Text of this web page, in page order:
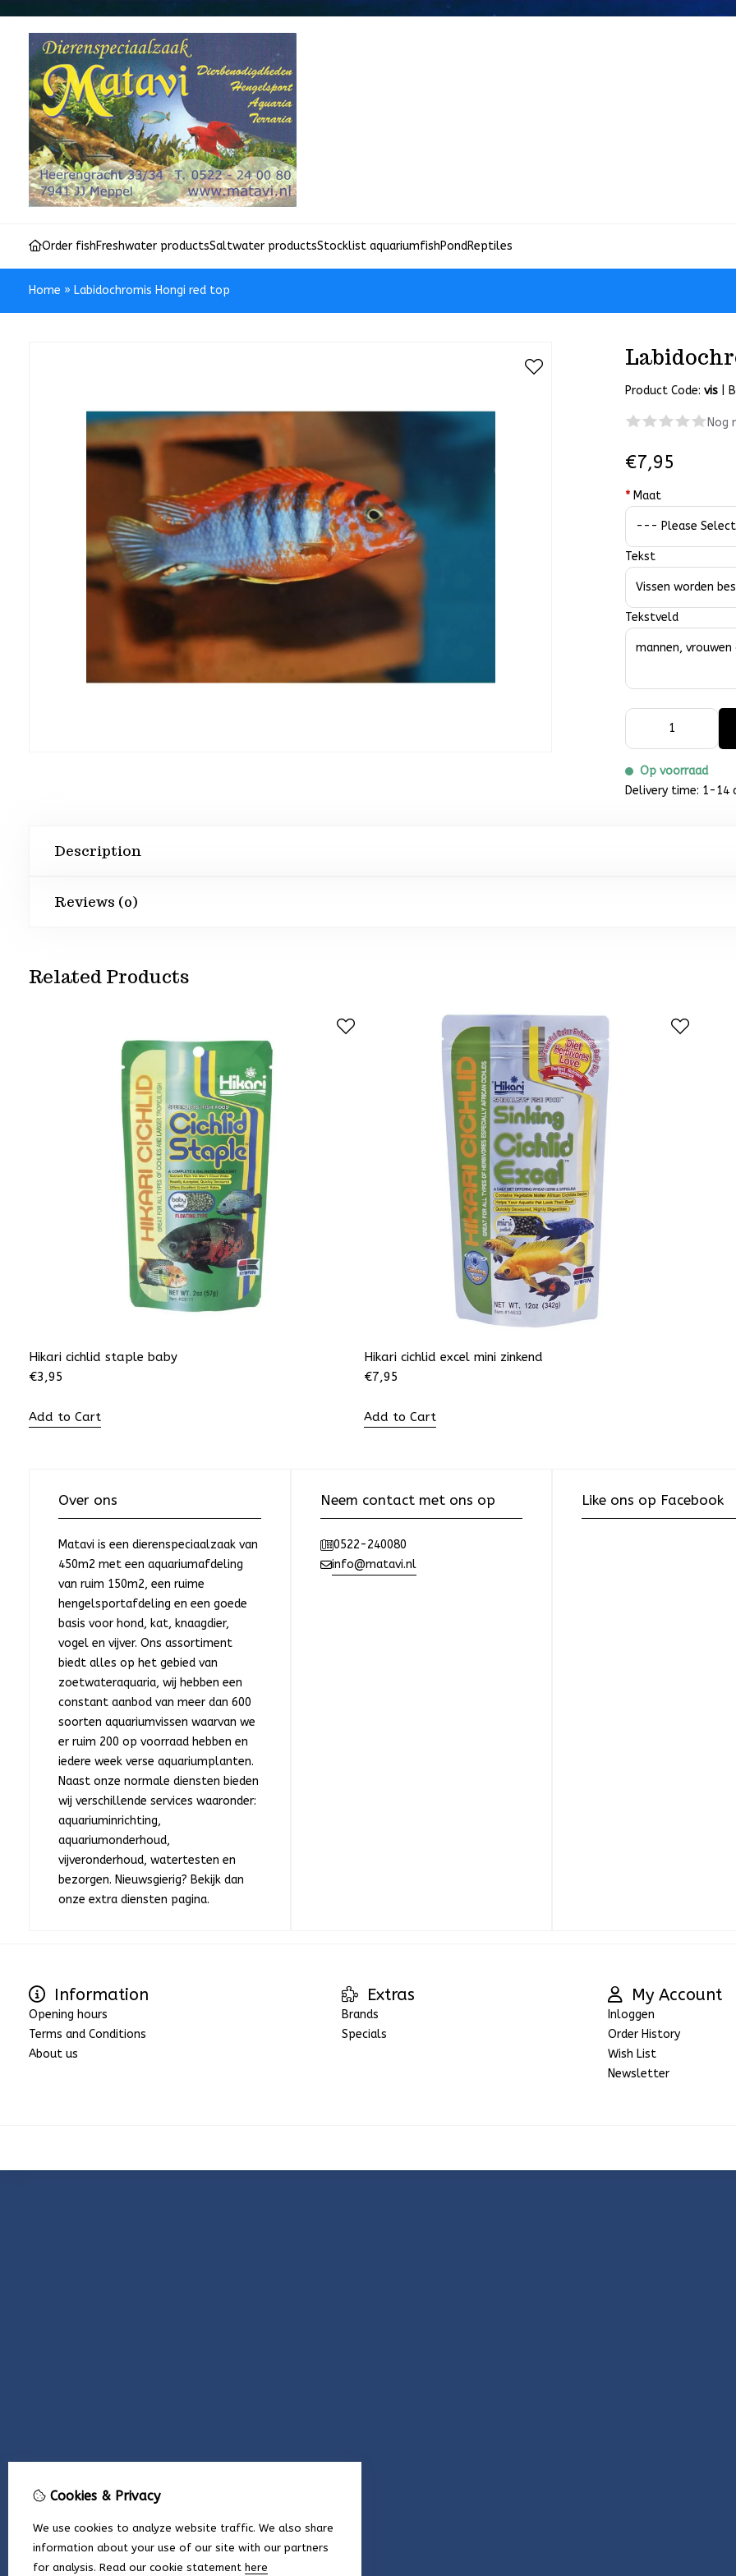
Order fishFreshwater productsSaltwater productsStocklist aquariumfishPondReptiles
Home » Labidochromis Hongi red top
Product Code:vis
Nog
€7,95
* Maat
Tekst
Tekstveld
Op voorraad
Delivery time: 1-14
Description
Reviews (0)
Related Products
Hikari cichlid staple baby
€3,95
Add to Cart
Hikari cichlid excel mini zinkend
€7,95
Add to Cart
Over ons
Matavi is een dierenspeciaalzaak van
450m2 met een aquariumafdeling
van ruim 150m2, een ruime
hengelsportafdeling en een goede
basis voor hond, kat, knaagdier,
vogel en vijver. Ons assortiment
biedt alles op het gebied van
zoetwateraquaria, wij hebben een
constant aanbod van meer dan 600
soorten aquariumvissen waarvan we
er ruim 200 op voorraad hebben en
iedere week verse aquariumplanten.
Naast onze normale diensten bieden
wij verschillende services waaronder:
aquariuminrichting,
aquariumonderhoud,
vijveronderhoud, watertesten en
bezorgen. Nieuwsgierig? Bekijk dan
onze extra diensten pagina.
Neem contact met ons op
0522-240080
info@matavi.nl
Like ons op Facebook
Information
Opening hours
Terms and Conditions
About us
Extras
Brands
Specials
My Account
Inloggen
Order History
Wish List
Newsletter
Cookies & Privacy
We use cookies to analyze website traffic. We also share
information about your use of our site with our partners
for analysis. Read our cookie statement here